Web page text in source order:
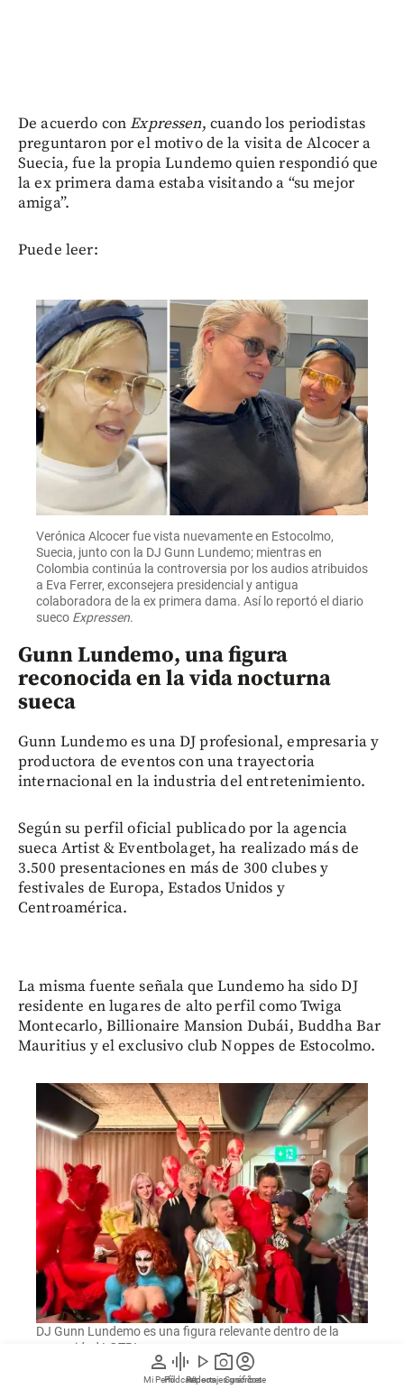
person
Mi Perfil
graphic_eq
Pódcast
play_arrow
Videos
photo_camera
Reportajes gráficos
account_circle
Suscríbete
De acuerdo conExpressen, cuando los periodistas
preguntaron por el motivo de la visita de Alcocer a
Suecia, fue la propia Lundemo quien respondió que
la ex primera dama estaba visitando a “su mejor
amiga”.
Puede leer:
Verónica Alcocer fue vista nuevamente en Estocolmo,
Suecia, junto con la DJ Gunn Lundemo; mientras en
Colombia continúa la controversia por los audios atribuidos
a Eva Ferrer, exconsejera presidencial y antigua
colaboradora de la ex primera dama. Así lo reportó el diario
sueco Expressen.
Gunn Lundemo, una figura
reconocida en la vida nocturna
sueca
Gunn Lundemo es una DJ profesional, empresaria y
productora de eventos con una trayectoria
internacional en la industria del entretenimiento.
Según su perfil oficial publicado por la agencia
sueca Artist & Eventbolaget, ha realizado más de
3.500 presentaciones en más de 300 clubes y
festivales de Europa, Estados Unidos y
Centroamérica.
La misma fuente señala que Lundemo ha sido DJ
residente en lugares de alto perfil como Twiga
Montecarlo, Billionaire Mansion Dubái, Buddha Bar
Mauritius y el exclusivo club Noppes de Estocolmo.
DJ Gunn Lundemo es una figura relevante dentro de la
comunidad LGTBI sueca.